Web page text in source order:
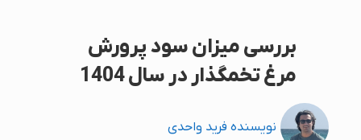
بررسی میزان سود پرورش
مرغ تخمگذار در سال 1404
نویسنده فرید واحدی